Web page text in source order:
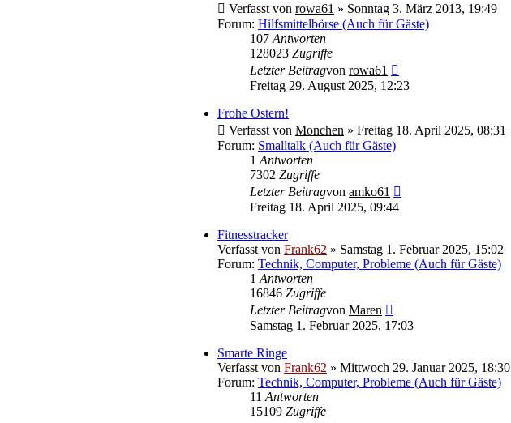
Verfasst von rowa61 » Sonntag 3. März 2013, 19:49
Forum: Hilfsmittelbörse (Auch für Gäste)
107 Antworten
128023 Zugriffe
Letzter Beitragvon rowa61
Beitrag
Freitag 29. August 2025, 12:23
Frohe Ostern!
Verfasst von Monchen » Freitag 18. April 2025, 08:31
Forum: Smalltalk (Auch für Gäste)
1 Antworten
7302 Zugriffe
Letzter Beitragvon amko61
Freitag 18. April 2025, 09:44
Fitnesstracker
Verfasst von Frank62 » Samstag 1. Februar 2025, 15:02
Forum: Technik, Computer, Probleme (Auch für Gäste)
1 Antworten
16846 Zugriffe
Letzter Beitragvon Maren
Beitrag
Samstag 1. Februar 2025, 17:03
Smarte Ringe
Verfasst von Frank62 » Mittwoch 29. Januar 2025, 18:30
Forum: Technik, Computer, Probleme (Auch für Gäste)
11 Antworten
15109 Zugriffe